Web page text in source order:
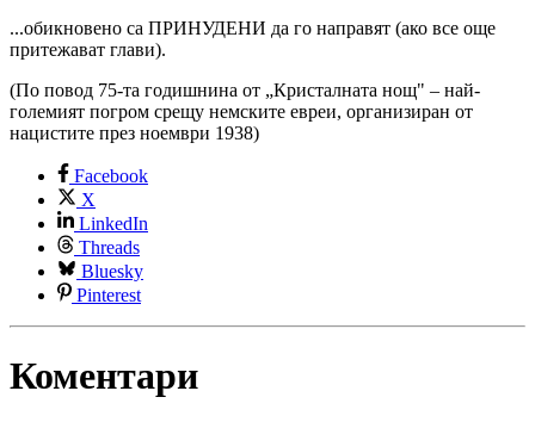
...обикновено са ПРИНУДЕНИ да го направят (ако все още
притежават глави).
(По повод 75-та годишнина от „Кристалната нощ" – най-
големият погром срещу немските евреи, организиран от
нацистите през ноември 1938)
Facebook
X
LinkedIn
Threads
Bluesky
Pinterest
Коментари